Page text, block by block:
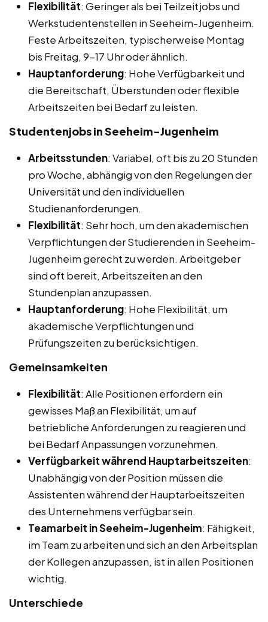
Flexibilität: Geringer als bei Teilzeitjobs und
Werkstudentenstellen in Seeheim-Jugenheim.
Feste Arbeitszeiten, typischerweise Montag
bis Freitag, 9-17 Uhr oder ähnlich.
Hauptanforderung: Hohe Verfügbarkeit und
die Bereitschaft, Überstunden oder flexible
Arbeitszeiten bei Bedarf zu leisten.
Studentenjobs in Seeheim-Jugenheim
Arbeitsstunden: Variabel, oft bis zu 20 Stunden
pro Woche, abhängig von den Regelungen der
Universität und den individuellen
Studienanforderungen.
Flexibilität: Sehr hoch, um den akademischen
Verpflichtungen der Studierenden in Seeheim-
Jugenheim gerecht zu werden. Arbeitgeber
sind oft bereit, Arbeitszeiten an den
Stundenplan anzupassen.
Hauptanforderung: Hohe Flexibilität, um
akademische Verpflichtungen und
Prüfungszeiten zu berücksichtigen.
Gemeinsamkeiten
Flexibilität: Alle Positionen erfordern ein
gewisses Maß an Flexibilität, um auf
betriebliche Anforderungen zu reagieren und
bei Bedarf Anpassungen vorzunehmen.
Verfügbarkeit während Hauptarbeitszeiten:
Unabhängig von der Position müssen die
Assistenten während der Hauptarbeitszeiten
des Unternehmens verfügbar sein.
Teamarbeit in Seeheim-Jugenheim: Fähigkeit,
im Team zu arbeiten und sich an den Arbeitsplan
der Kollegen anzupassen, ist in allen Positionen
wichtig.
Unterschiede